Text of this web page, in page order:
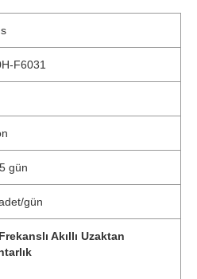
F6031
gün
gün
Akıllı Uzaktan